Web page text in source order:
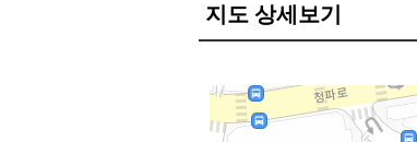
지도 상세보기